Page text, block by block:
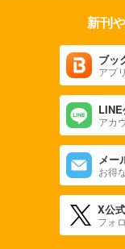
新刊
ブッ
アプ
LINE
アカ
メー
お得
X公
フォ